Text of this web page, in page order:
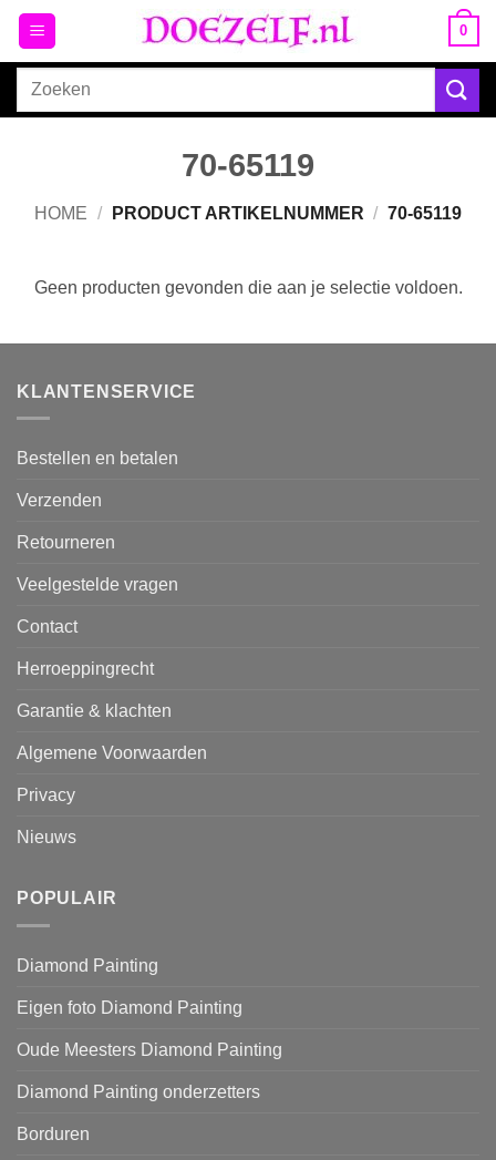
Ga
naar
inhoud
0
Zoeken
70-65119
HOME / PRODUCT ARTIKELNUMMER / 70-65119
Geen producten gevonden die aan je selectie voldoen.
KLANTENSERVICE
Bestellen en betalen
Verzenden
Retourneren
Veelgestelde vragen
Contact
Herroeppingrecht
Garantie & klachten
Algemene Voorwaarden
Privacy
Nieuws
POPULAIR
Diamond Painting
Eigen foto Diamond Painting
Oude Meesters Diamond Painting
Diamond Painting onderzetters
Borduren